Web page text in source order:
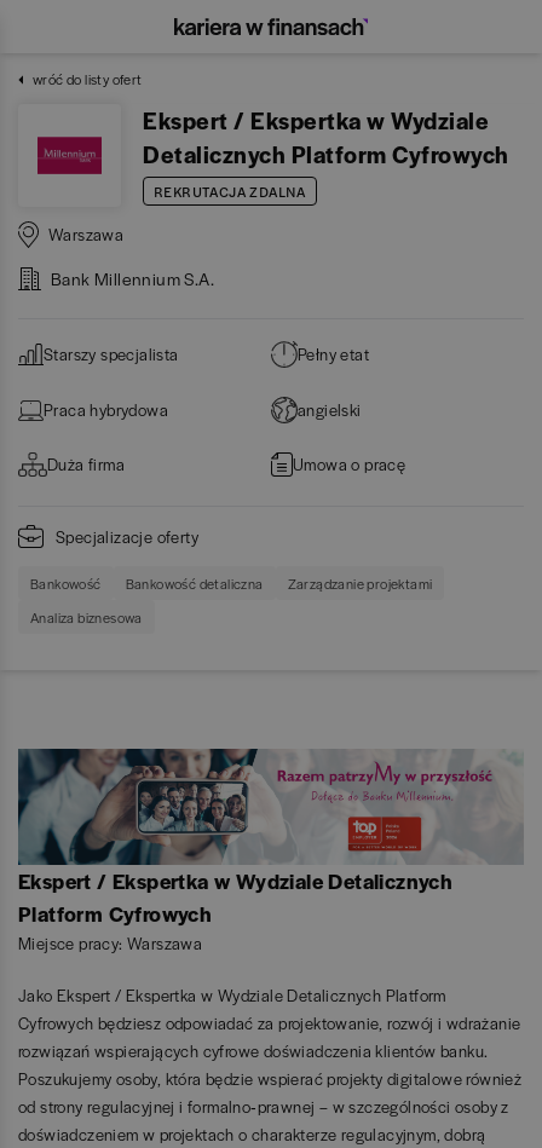
wróć do listy ofert
Ekspert / Ekspertka w Wydziale
Detalicznych Platform Cyfrowych
REKRUTACJA ZDALNA
Warszawa
Bank Millennium S.A.
Starszy specjalista Pełny etat
Praca hybrydowa angielski
Duża firma Umowa o pracę
Specjalizacje oferty
Bankowość Bankowość detaliczna
Zarządzanie projektami
Analiza biznesowa
Ekspert / Ekspertka w Wydziale Detalicznych
Platform Cyfrowych
Miejsce pracy: Warszawa
Jako Ekspert / Ekspertka w Wydziale Detalicznych Platform
Cyfrowych będziesz odpowiadać za projektowanie, rozwój i wdrażanie
rozwiązań wspierających cyfrowe doświadczenia klientów banku.
Poszukujemy osoby, która będzie wspierać projekty digitalowe również
od strony regulacyjnej i formalno‑prawnej – w szczególności osoby z
doświadczeniem w projektach o charakterze regulacyjnym, dobrą